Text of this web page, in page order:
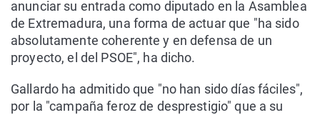
anunciar su entrada como diputado en la Asamblea
de Extremadura, una forma de actuar que "ha sido
absolutamente coherente y en defensa de un
proyecto, el del PSOE", ha dicho.
Gallardo ha admitido que "no han sido días fáciles",
por la "campaña feroz de desprestigio" que a su